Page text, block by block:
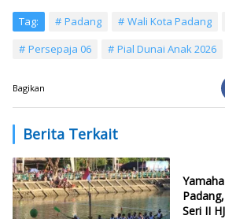
Tag: Padang Wali Kota Padang
Persepaja 06
Pial Dunai Anak 2026
Bagikan
Berita Terkait
Seri II